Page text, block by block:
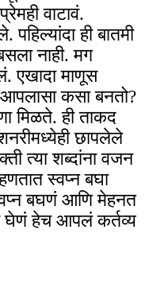
वाटावं.
पहिल्यांदा ही बातमी
नाही. मग
एखादा माणूस
कसा बनतो?
मिळते. ही ताकद
छापलेले
त्या शब्दांना वजन
स्वप्न बघा
बघणं आणि मेहनत
घेणं हेच आपलं कर्तव्य